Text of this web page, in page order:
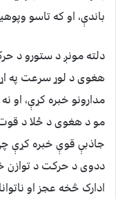
باندې، او که تاسو
دلته مونږ د ستورو د
هغوی د لوړ سرعت په
مدارونو خبره کړې، او
مو د هغوی د ځلا د
جاذبې قوې خبره کړې
ددوی د حرکت د توازن
ادارک څخه عجز او